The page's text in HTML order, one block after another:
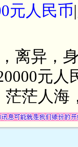
元人民币
离异，
元
茫人海